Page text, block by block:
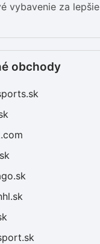
vybavenie za lepšie
obchody